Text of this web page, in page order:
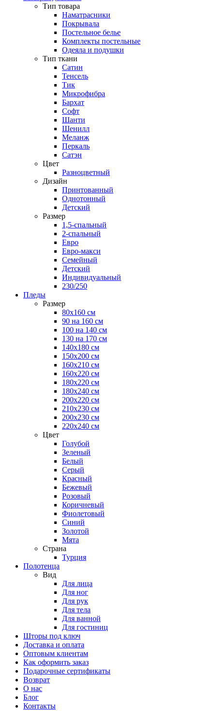
Тип товара
Наматрасники
Покрывала
Постельное белье
Комплекты постельные
Одеяла и подушки
Тип ткани
Сатин
Тенсель
Тик
Микрофибра
Бархат
Софт
Шанти
Шенилл
Меланж
Перкаль
Сатэн
Цвет
Разноцветный
Дизайн
Принтованный
Однотонный
Детский
Размер
1,5-спальный
2-спальный
Евро
Евро-макси
Семейный
Детский
Индивидуальный
230/250
Пледы
Размер
80х160 см
90 на 160 см
100 на 140 см
130 на 170 см
140х180 см
150х200 см
160х210 см
160х220 см
180х220 см
180х240 см
200х220 см
210х230 см
200х230 см
220х240 см
Цвет
Голубой
Зеленый
Белый
Серый
Красный
Бежевый
Розовый
Коричневый
Фиолетовый
Синий
Золотой
Мята
Страна
Турция
Полотенца
Вид
Для лица
Для ног
Для рук
Для тела
Для ванной
Для гостиниц
Шторы под ключ
Доставка и оплата
Оптовым клиентам
Как оформить заказ
Подарочные сертификаты
Возврат
О нас
Блог
Контакты